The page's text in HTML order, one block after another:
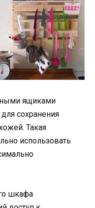
ящиками
сохранения
Такая
использовать
шкафа